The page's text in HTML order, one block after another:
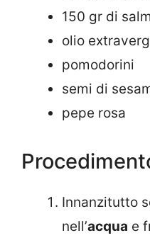
150 gr di
olio
pomodorini
semi di
pepe rosa
Innanzitutto
nell’acqua e